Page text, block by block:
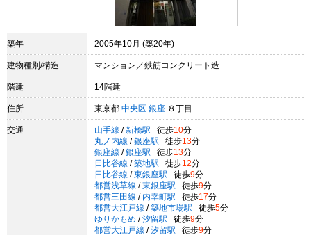
築年 2005年10月 (築20年)
建物種別/構造 マンション／鉄筋コンクリート造
階建 14階建
住所 東京都 中央区 銀座 ８丁目
交通 山手線 / 新橋駅 徒歩10分
丸ノ内線 / 銀座駅 徒歩13分
銀座線 / 銀座駅 徒歩13分
日比谷線 / 築地駅 徒歩12分
日比谷線 / 東銀座駅 徒歩9分
都営浅草線 / 東銀座駅 徒歩9分
都営三田線 / 内幸町駅 徒歩17分
都営大江戸線 / 築地市場駅 徒歩5分
ゆりかもめ / 汐留駅 徒歩9分
都営大江戸線 / 汐留駅 徒歩9分